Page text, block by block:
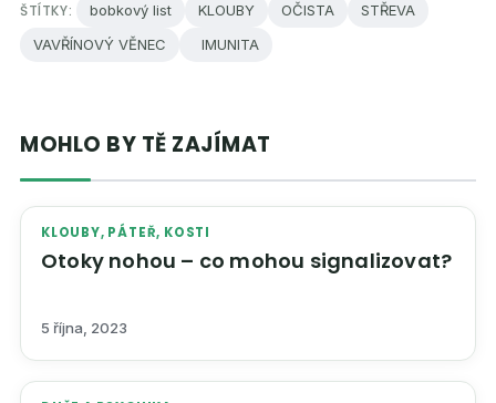
ŠTÍTKY: bobkový list KLOUBY OČISTA
STŘEVA
VAVŘÍNOVÝ VĚNEC
IMUNITA
MOHLO BY TĚ ZAJÍMAT
KLOUBY, PÁTEŘ, KOSTI
Otoky nohou – co mohou signalizovat?
5 října, 2023